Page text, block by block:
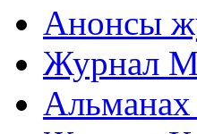
Анонсы
Журнал